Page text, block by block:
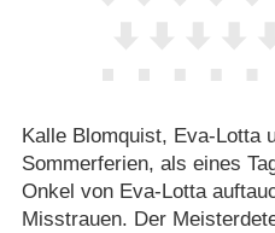
Kalle Blomquist, Eva-Lotta
Sommerferien, als eines
Onkel von Eva-Lotta
Misstrauen. Der